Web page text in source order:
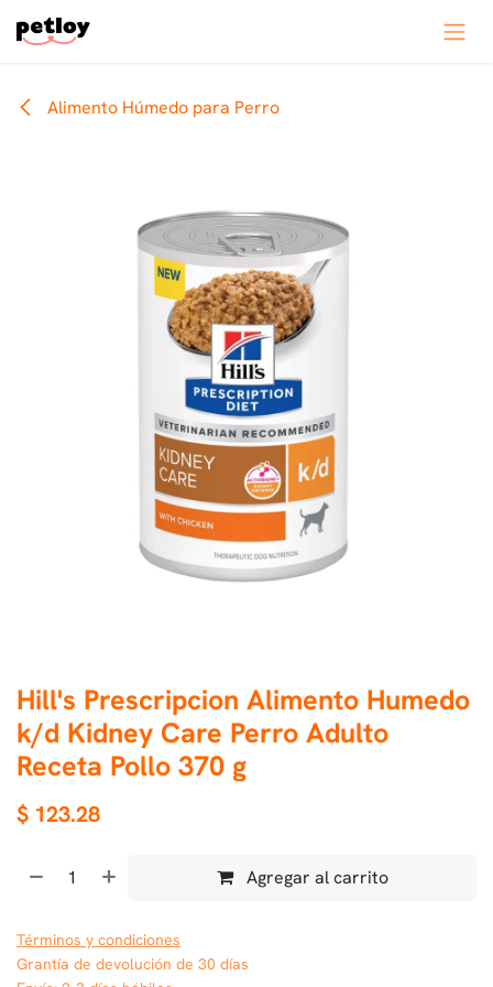
Alimento Húmedo para Perro
Hill's Prescripcion Alimento Humedo
k/d Kidney Care Perro Adulto
Receta Pollo 370 g
$ 123.28
Agregar al carrito
Términos y condiciones
Grantía de devolución de 30 días